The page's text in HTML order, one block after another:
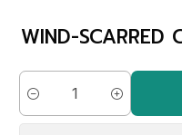
WIND-SCARRED
Cantidad